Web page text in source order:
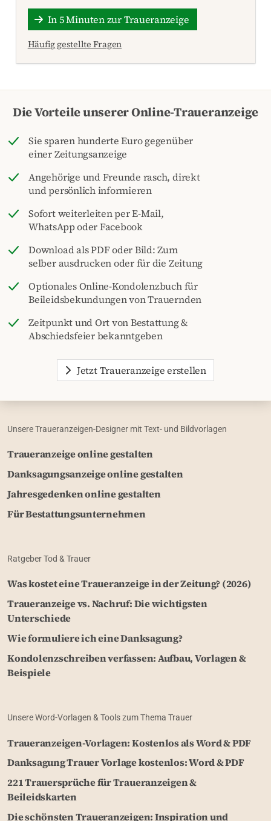
In 5 Minuten zur Traueranzeige
Häufig gestellte Fragen
Die Vorteile unserer Online-Traueranzeige
Sie sparen hunderte Euro gegenüber
einer Zeitungsanzeige
Angehörige und Freunde rasch, direkt
und persönlich informieren
Sofort weiterleiten per E-Mail,
WhatsApp oder Facebook
Download als PDF oder Bild: Zum
selber ausdrucken oder für die Zeitung
Optionales Online-Kondolenzbuch für
Beileidsbekundungen von Trauernden
Zeitpunkt und Ort von Bestattung &
Abschiedsfeier bekanntgeben
Jetzt Traueranzeige erstellen
Unsere Traueranzeigen-Designer mit Text- und Bildvorlagen
Traueranzeige online gestalten
Danksagungsanzeige online gestalten
Jahresgedenken online gestalten
Für Bestattungsunternehmen
Ratgeber Tod & Trauer
Was kostet eine Traueranzeige in der Zeitung? (2026)
Traueranzeige vs. Nachruf: Die wichtigsten
Unterschiede
Wie formuliere ich eine Danksagung?
Kondolenzschreiben verfassen: Aufbau, Vorlagen &
Beispiele
Unsere Word-Vorlagen & Tools zum Thema Trauer
Traueranzeigen-Vorlagen: Kostenlos als Word & PDF
Danksagung Trauer Vorlage kostenlos: Word & PDF
221 Trauersprüche für Traueranzeigen &
Beileidskarten
Die schönsten Traueranzeigen: Inspiration und